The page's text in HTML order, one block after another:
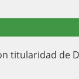
titularidad de